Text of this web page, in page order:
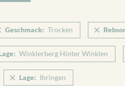
Geschmack: Trocken
Winklerberg Hinter Winklen
Lage: Ihringen